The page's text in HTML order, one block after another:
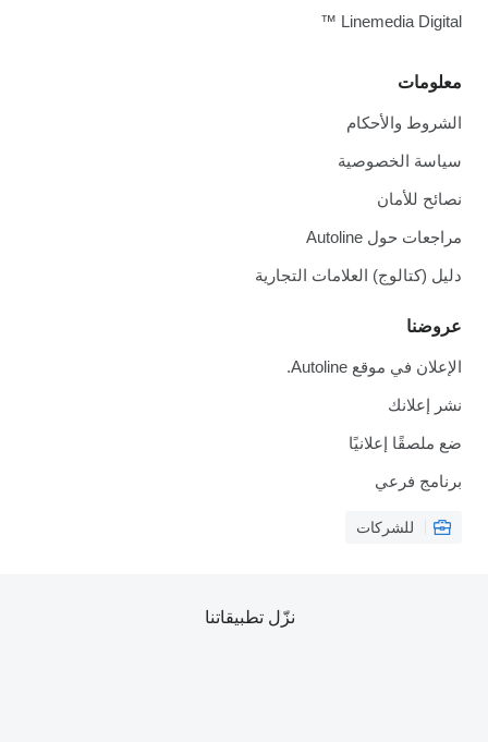
معلومات
الشروط والأحكام
سياسة الخصوصية
نصائح للأمان
مراجعات حول Autoline
دليل (كتالوج) العلامات التجارية
عروضنا
الإعلان في موقع Autoline.
نشر إعلانك
ضع ملصقًا إعلانيًا
برنامج فرعي
للشركات
Linemedia Digital ™
نزّل تطبيقاتنا